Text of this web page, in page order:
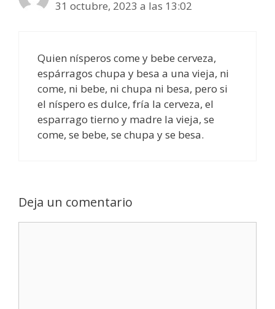
31 octubre, 2023 a las 13:02
Quien nísperos come y bebe cerveza,
espárragos chupa y besa a una vieja, ni
come, ni bebe, ni chupa ni besa, pero si
el níspero es dulce, fría la cerveza, el
esparrago tierno y madre la vieja, se
come, se bebe, se chupa y se besa.
Deja un comentario